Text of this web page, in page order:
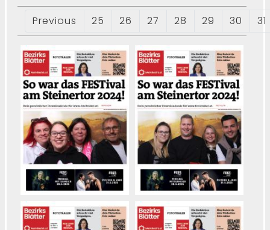
Previous 25 26 27 28 29 30 31